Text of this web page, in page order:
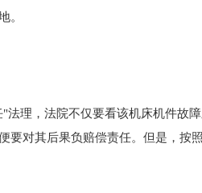
。
理，法院不仅要看该机床机件故
对其后果负赔偿责任。但是，按